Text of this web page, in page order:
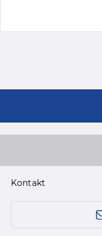
Kontakt